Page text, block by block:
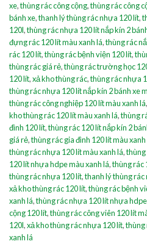
xe,thùng rác công cộng,thùng rác công
bánh xe,thanh lý thùng rác nhựa 120 lít,
120l,thùng rác nhựa 120 lít nắp kín 2
đựng rác 120 lít màu xanh lá,thùng rác
rác 120 lít,thùng rác bệnh viện 120 lít,
thùng rác giá rẻ,thùng rác trường học
120 lít,xả kho thùng rác,thùng rác nhựa
thùng rác nhựa 120 lít nắp kín 2 bánh xe
thùng rác công nghiệp 120 lít màu xanh lá
kho thùng rác 120 lít màu xanh lá,thùng
đình 120 lít,thùng rác 120 lít nắp kín 2
giá rẻ,thùng rác gia đình 120 lít màu xanh
thùng rác nhựa 120 lít màu xanh lá,thùng
120 lít nhựa hdpe màu xanh lá,thùng rác
thùng rác nhựa 120 lít,thanh lý thùng rác
xả kho thùng rác 120 lít,thùng rác bệnh
xanh lá,thùng rác nhựa 120 lít nhựa
cộng 120 lít,thùng rác công viên 120 lít
120l,xả kho thùng rác nhựa 120 lít,thùng
xanh lá